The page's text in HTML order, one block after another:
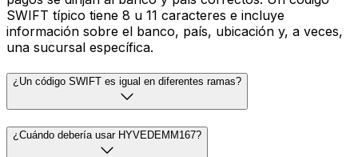
SWIFT típico tiene 8 u 11 caracteres e incluye
información sobre el banco, país, ubicación y, a veces,
una sucursal específica.
¿Un código SWIFT es igual en diferentes ramas?
¿Cuándo debería usar HYVEDEMM167?